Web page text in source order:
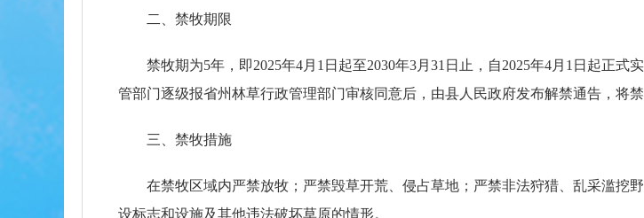
二、禁牧期限
禁牧期为5年，即2025年4月1日起至2030年3月31日止，自2025年4月1日起正
管部门逐级报省州林草行政管理部门审核同意后，由县人民政府发布解禁通告，将
三、禁牧措施
在禁牧区域内严禁放牧；严禁毁草开荒、侵占草地；严禁非法狩猎、乱采滥挖
设标志和设施及其他违法破坏草原的情形。